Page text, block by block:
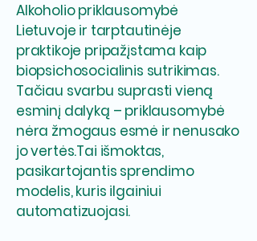
Alkoholio priklausomybė
Lietuvoje ir tarptautinėje
praktikoje pripažįstama kaip
biopsichosocialinis sutrikimas.
Tačiau svarbu suprasti vieną
esminį dalyką – priklausomybė
nėra žmogaus esmė ir nenusako
jo vertės.Tai išmoktas,
pasikartojantis sprendimo
modelis, kuris ilgainiui
automatizuojasi.